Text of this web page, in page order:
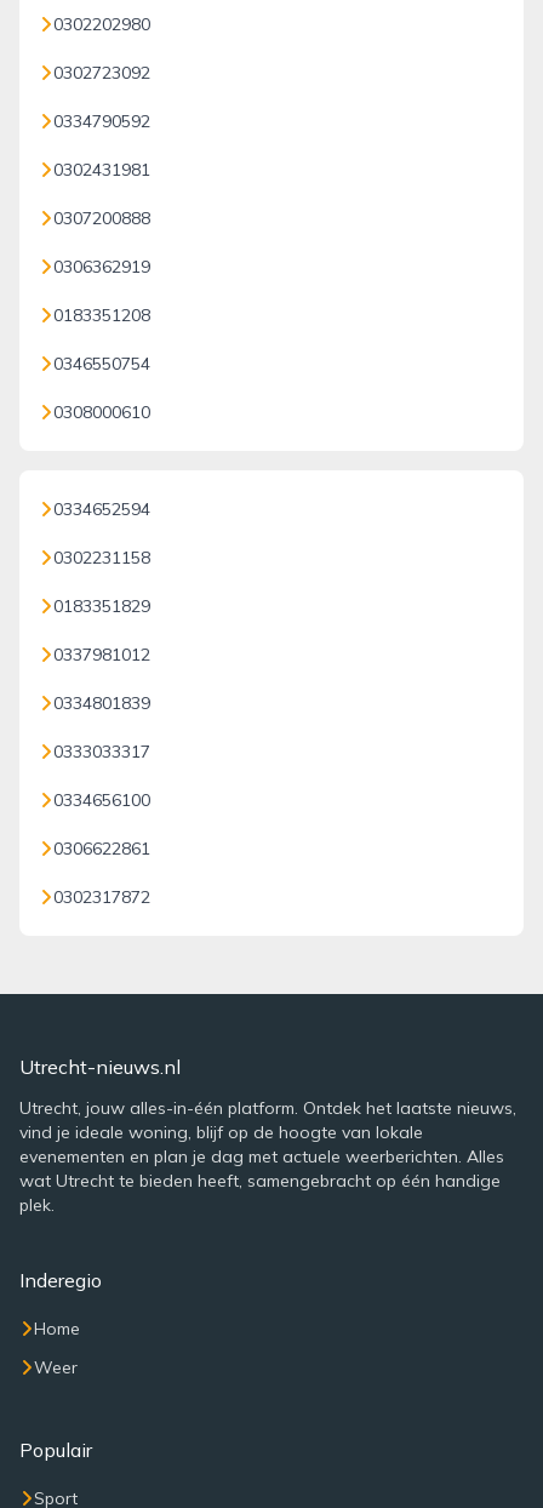
0302202980
0302723092
0334790592
0302431981
0307200888
0306362919
0183351208
0346550754
0308000610
0334652594
0302231158
0183351829
0337981012
0334801839
0333033317
0334656100
0306622861
0302317872
Utrecht-nieuws.nl
Utrecht, jouw alles-in-één platform. Ontdek het laatste nieuws,
vind je ideale woning, blijf op de hoogte van lokale
evenementen en plan je dag met actuele weerberichten. Alles
wat Utrecht te bieden heeft, samengebracht op één handige
plek.
Inderegio
Home
Weer
Populair
Sport